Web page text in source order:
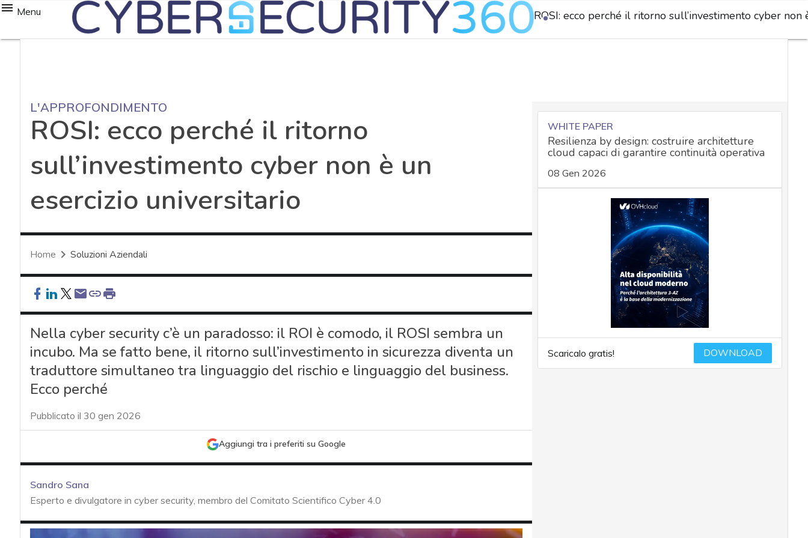
Menu ROSI: ecco perché il ritorno sull’investimento cyber
L'APPROFONDIMENTO
ROSI: ecco perché il ritorno
sull’investimento cyber non è un
esercizio universitario
Home Soluzioni Aziendali
Nella cyber security c’è un paradosso: il ROI è comodo, il ROSI sembra un
incubo. Ma se fatto bene, il ritorno sull’investimento in sicurezza diventa un
traduttore simultaneo tra linguaggio del rischio e linguaggio del business.
Ecco perché
Pubblicato il 30 gen 2026
Aggiungi tra i preferiti su Google
Sandro Sana
Esperto e divulgatore in cyber security, membro del Comitato Scientifico Cyber 4.0
WHITE PAPER
Resilienza by design: costruire architetture
cloud capaci di garantire continuità operativa
08 Gen 2026
Scaricalo gratis! DOWNLOAD